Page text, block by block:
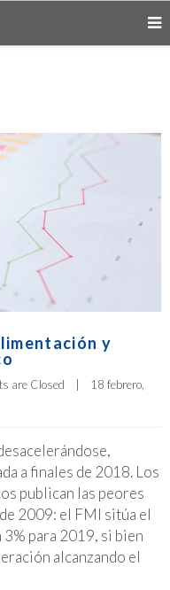
y
are Closed
18 febrero,
a finales de 2018. Los
publican las peores
2009: el FMI sitúa el
para 2019, si bien
alcanzando el